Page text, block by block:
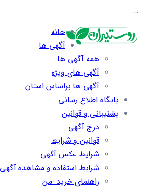
…
خانه
آگهی ها
همه آگهی ها
آگهی های ویژه
آگهی ها براساس استان
پایگاه اطلاع رسانی
پشتیبانی و قوانین
درج آگهی
قوانین و شرایط
شرایط عکس آگهی
شرایط استفاده و مشاهده آگهی
راهنمای خرید امن